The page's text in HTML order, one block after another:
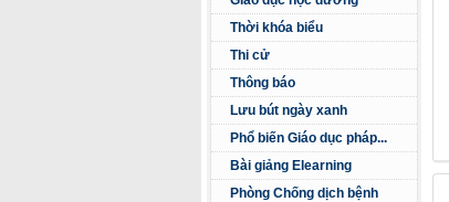
Thời khóa biểu
Thi cử
Thông báo
Lưu bút ngày xanh
Phổ biến Giáo dục pháp...
Bài giảng Elearning
Phòng Chống dịch bệnh